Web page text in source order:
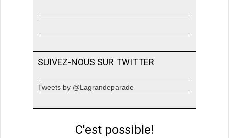
SUIVEZ-NOUS SUR TWITTER
Tweets by @Lagrandeparade
C'est possible!